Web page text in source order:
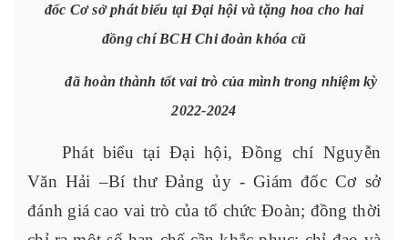
đốc Cơ sởphát biểu tại Đại hộivà tặng hoa cho hai
đồng chí BCH Chi đoàn khóa cũ
đã hoàn thành tốt vai trò của mình trong nhiệm kỳ
2022-2024
Phát biểu tại Đại hội, Đồng chí Nguyễn
Văn Hải –Bí thư Đảng ủy - Giám đốc Cơ sở
đánh giá cao vai trò của tổ chức Đoàn; đồng thời